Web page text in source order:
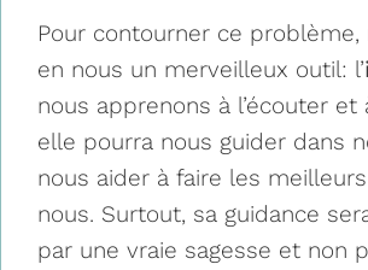
Pour contourner ce problème,
en nous un merveilleux outil: l’
nous apprenons à l’écouter et
elle pourra nous guider dans
nous aider à faire les
nous. Surtout, sa guidance
par une vraie sagesse et non